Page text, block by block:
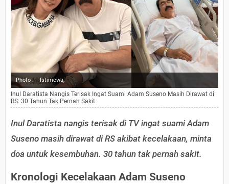
Photo : Istimewa,
Inul Daratista Nangis Terisak Ingat Suami Adam Suseno Masih Dirawat di
RS: 30 Tahun Tak Pernah Sakit
Inul Daratista nangis terisak di TV ingat suami Adam
Suseno masih dirawat di RS akibat kecelakaan, minta
doa untuk kesembuhan. 30 tahun tak pernah sakit.
Kronologi Kecelakaan Adam Suseno